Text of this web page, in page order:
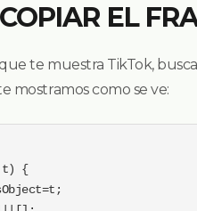
EL
te muestra TikTok,
mostramos como se ve:
t) {